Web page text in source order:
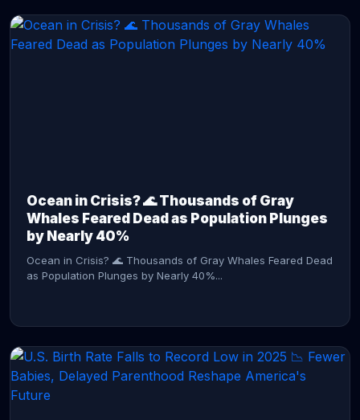
Ocean in Crisis? 🌊 Thousands of Gray
Whales Feared Dead as Population Plunges
by Nearly 40%
Ocean in Crisis? 🌊 Thousands of Gray Whales Feared Dead
as Population Plunges by Nearly 40%...